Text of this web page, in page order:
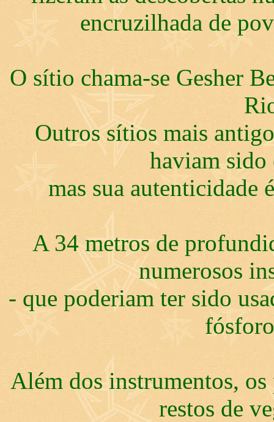
encruzilhada de
O sítio chama-se Gesher
Outros sítios mais
haviam sido
mas sua autenticidade
A 34 metros de
numerosos
- que poderiam ter sido
Além dos instrumentos, os
restos de